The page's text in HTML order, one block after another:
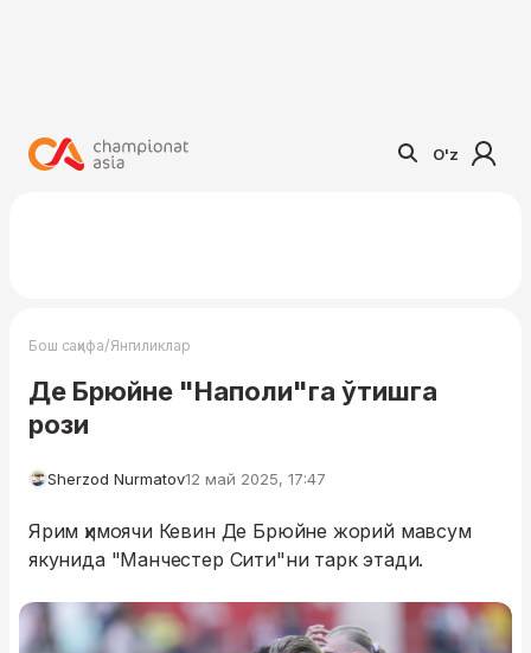
O'z
Бош саҳифа/Янгиликлар
Де Брюйне "Наполи"га ўтишга
рози
Sherzod Nurmatov12 май 2025, 17:47
Ярим ҳимоячи Кевин Де Брюйне жорий мавсум
якунида "Манчестер Сити"ни тарк этади.